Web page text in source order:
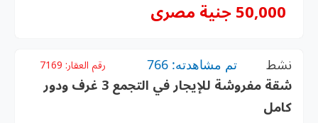
50,000 جنية مصرى
نشط تم مشاهدته: 766 رقم العقار: 7169
شقة مفروشة للإيجار في التجمع 3 غرف ودور
كامل